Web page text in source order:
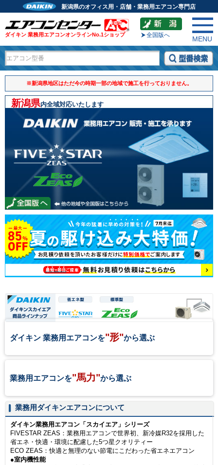
新潟県のオフィス用・店舗・業務用エアコン専門店
ダイキン 業務用エアコンオンラインNo.1ショップ 全国版へ
MENU
※新潟県地区はただ今の時期一部の地域で施工を行っておりません。
新潟県内全域対応いたします
ダイキン 業務用エアコンを"形"から選ぶ
業務用エアコンを"馬力"から選ぶ
業務用ダイキンエアコンについて
ダイキン業務用エアコン「スカイエア」シリーズ
FIVESTAR ZEAS：業務用エアコンで世界初、新冷媒R32を採用した
省エネ・快適・環境に配慮した5つ星クオリティー
ECO ZEAS：快適と無理のない節電にこだわった省エネエアコン
●室内機性能